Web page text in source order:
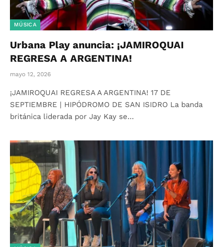
MÚSICA
Urbana Play anuncia: ¡JAMIROQUAI
REGRESA A ARGENTINA!
mayo 12, 2026
¡JAMIROQUAI REGRESA A ARGENTINA! 17 DE
SEPTIEMBRE | HIPÓDROMO DE SAN ISIDRO La banda
británica liderada por Jay Kay se…